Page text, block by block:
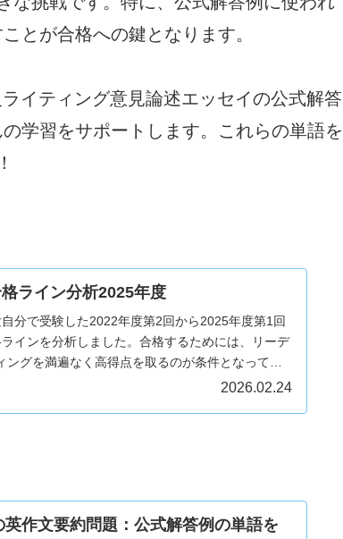
とが合格への鍵となります。
イティング意見論述エッセイの公式解答
学習をサポートします。これらの単語を
ライン分析2025年度
分で受験した2022年度第2回から2025年度第1回
インを分析しました。合格するためには、リーデ
グを満遍なく高得点を取るのが条件となってい
2026.02.24
作文要約問題：公式解答例の単語を